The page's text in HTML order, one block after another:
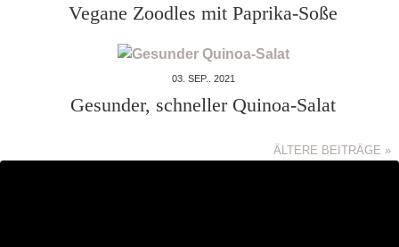
Vegane Zoodles mit Paprika-Soße
03. SEP.. 2021
Gesunder, schneller Quinoa-Salat
ÄLTERE BEITRÄGE »